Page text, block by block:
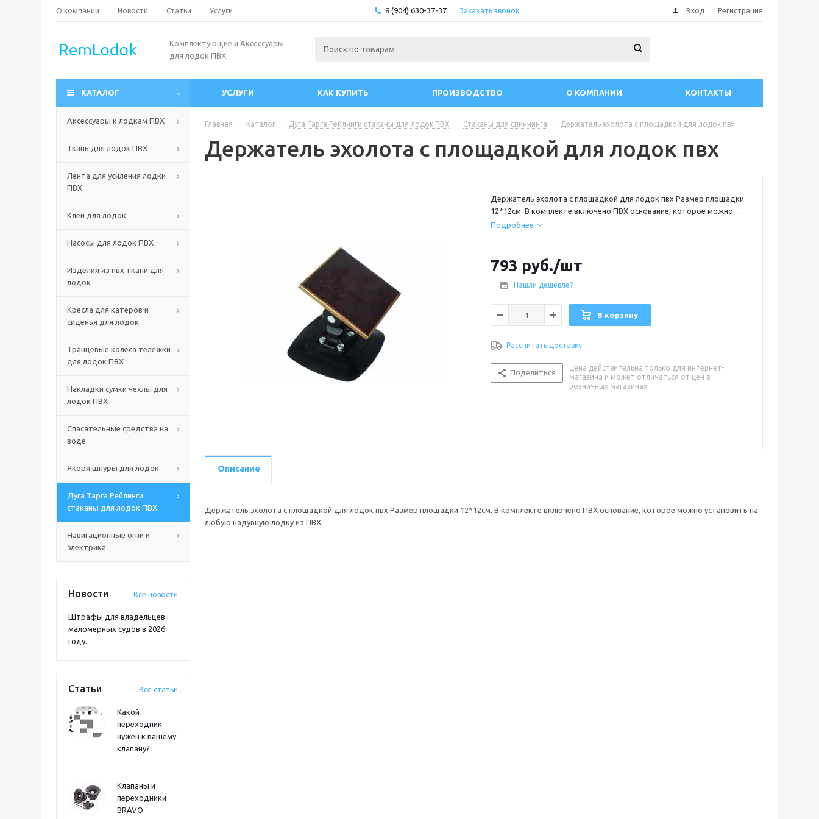
О компании Новости Статьи Услуги 8 (904) 630-37-37 Заказать звонок Вход Регистрация
Комплектующие и Аксессуары
для лодок ПВХ
КАТАЛОГ УСЛУГИ КАК КУПИТЬ ПРОИЗВОДСТВО О КОМПАНИИ КОНТАКТЫ
Аксессуары к лодкам ПВХ
Ткань для лодок ПВХ
Лента для усиления лодки
ПВХ
Клей для лодок
Насосы для лодок ПВХ
Изделия из пвх ткани для
лодок
Кресла для катеров и
сиденья для лодок
Транцевые колеса тележки
для лодок ПВХ
Накладки сумки чехлы для
лодок ПВХ
Спасательные средства на
воде
Якоря шнуры для лодок
Дуга Тарга Рейлинги
стаканы для лодок ПВХ
Навигационные огни и
электрика
Новости Все новости
Штрафы для владельцев
маломерных судов в 2026
году.
Статьи Все статьи
Какой
переходник
нужен к вашему
клапану?
Клапаны и
переходники
BRAVO
Главная - Каталог - Дуга Тарга Рейлинги стаканы для лодок ПВХ - Стаканы для спиннинга - Держатель эхолота с площадкой для лодок пвх
Держатель эхолота с площадкой для лодок пвх
Держатель эхолота с площадкой для лодок пвх Размер площадки
12*12см. В комплекте включено ПВХ основание, которое можно
установить на любую надувную лодку из ПВХ.
Подробнее
793 руб./шт
Нашли дешевле?
В корзину
Рассчитать доставку
Поделиться
Цена действительна только для интернет-
магазина и может отличаться от цен в
розничных магазинах
Описание
Держатель эхолота с площадкой для лодок пвх Размер площадки 12*12см. В комплекте включено ПВХ основание, которое можно установить на
любую надувную лодку из ПВХ.